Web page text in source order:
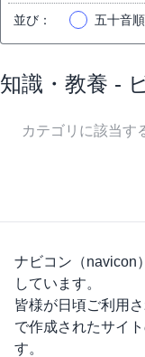
並び ： 五十音順
知識・教養 -
カテゴリに該当す
ナビコン（navicon）
しています。
皆様が日頃ご利用
で作成されたサイ
す。